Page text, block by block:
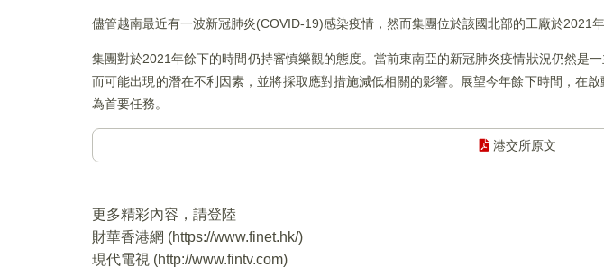
儘管越南最近有一波新冠肺炎(COVID-19)感染疫情，然而集團位於該國北部的工廠於2021
集團對於2021年餘下的時間仍持審慎樂觀的態度。當前東南亞的新冠肺炎疫情狀況仍然是
而可能出現的潛在不利因素，並將採取應對措施減低相關的影響。展望今年餘下時間，在
為首要任務。
港交所原文
更多精彩內容，請登陸
財華香港網 (https://www.finet.hk/)
現代電視 (http://www.fintv.com)